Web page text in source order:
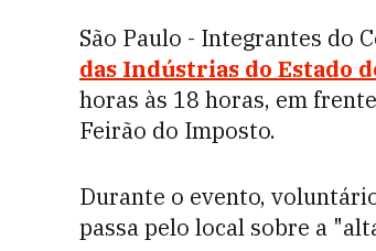
São Paulo - Integrantes do
das Indústrias do Estado
horas às 18 horas, em
Feirão do Imposto.
Durante o evento,
passa pelo local sobre a